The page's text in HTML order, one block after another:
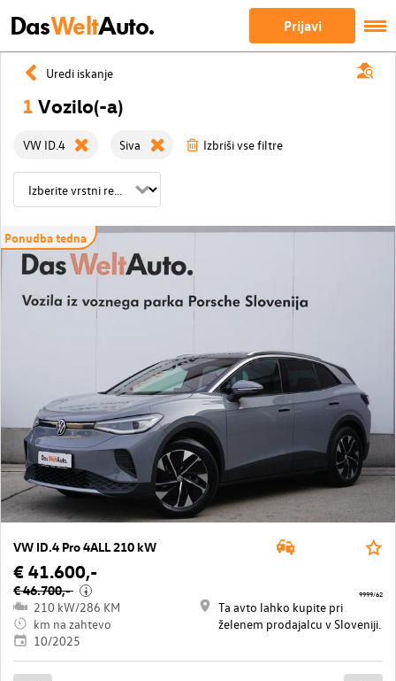
DasWeltAuto. Prijavi
Uredi iskanje
1 Vozilo(-a)
VW ID.4 Siva Izbriši vse filtre
Ponudba tedna
VW ID.4 Pro 4ALL 210 kW
€ 41.600,-
€ 46.700,- i
210 kW/286 KM
km na zahtevo
10/2025
Ta avto lahko kupite pri
želenem prodajalcu v Sloveniji.
9999/62